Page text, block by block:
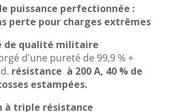
puissance perfectionnée :
perte pour charges extrêmes
de qualité militaire
d'une pureté de 99,9 % +
résistance à 200 A, 40 % de
estampées.
à triple résistance